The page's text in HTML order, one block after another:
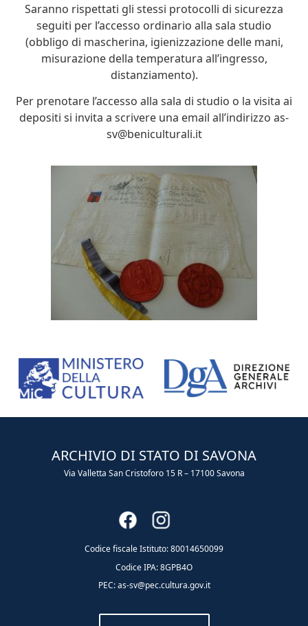
Saranno rispettati gli stessi protocolli di sicurezza
seguiti per l’accesso ordinario alla sala studio
(obbligo di mascherina, igienizzazione delle mani,
misurazione della temperatura all’ingresso,
distanziamento).
Per prenotare l’accesso alla sala di studio o la visita ai
depositi si invita a scrivere una email all’indirizzo as-
sv@beniculturali.it
ARCHIVIO DI STATO DI SAVONA
Via Valletta San Cristoforo 15 R – 17100 Savona
Codice fiscale Istituto: 80014650099
Codice IPA: 8GPB4O
PEC: as-sv@pec.cultura.gov.it